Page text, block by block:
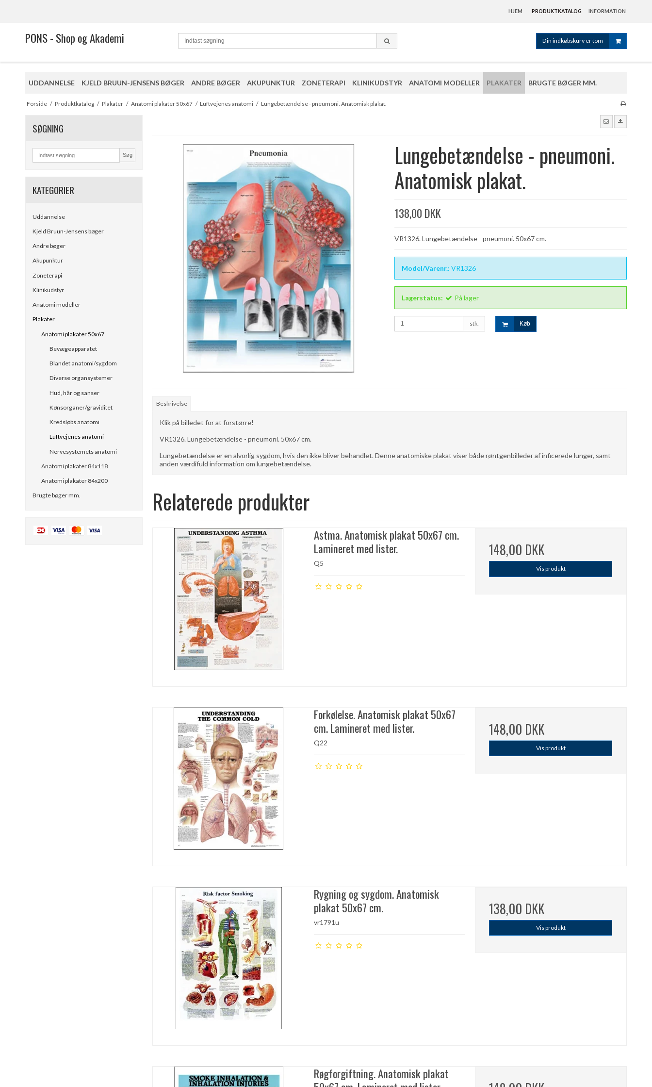
HJEM PRODUKTKATALOG INFORMATION
PONS - Shop og Akademi Din indkøbskurv er tom
UDDANNELSE KJELD BRUUN-JENSENS BØGER ANDRE BØGER AKUPUNKTUR ZONETERAPI KLINIKUDSTYR ANATOMI MODELLER PLAKATER BRUGTE BØGER MM.
Forside / Produktkatalog / Plakater / Anatomi plakater 50x67 / Luftvejenes anatomi / Lungebetændelse - pneumoni. Anatomisk plakat.
SØGNING
Søg
KATEGORIER
Uddannelse
Kjeld Bruun-Jensens bøger
Andre bøger
Akupunktur
Zoneterapi
Klinikudstyr
Anatomi modeller
Plakater
Anatomi plakater 50x67
Bevægeapparatet
Blandet anatomi/sygdom
Diverse organsystemer
Hud, hår og sanser
Kønsorganer/graviditet
Kredsløbs anatomi
Luftvejenes anatomi
Nervesystemets anatomi
Anatomi plakater 84x118
Anatomi plakater 84x200
Brugte bøger mm.
Lungebetændelse - pneumoni.
Anatomisk plakat.
138,00 DKK
VR1326. Lungebetændelse - pneumoni. 50x67 cm.
Model/Varenr.: VR1326
Lagerstatus: På lager
stk. Køb
Beskrivelse
Klik på billedet for at forstørre!
VR1326. Lungebetændelse - pneumoni. 50x67 cm.
Lungebetændelse er en alvorlig sygdom, hvis den ikke bliver behandlet. Denne anatomiske plakat viser både røntgenbilleder af inficerede lunger, samt
anden værdifuld information om lungebetændelse.
Relaterede produkter
Astma. Anatomisk plakat 50x67 cm.
Lamineret med lister.
Q5
148,00 DKK
Vis produkt
Forkølelse. Anatomisk plakat 50x67
cm. Lamineret med lister.
Q22
148,00 DKK
Vis produkt
Rygning og sygdom. Anatomisk
plakat 50x67 cm.
vr1791u
138,00 DKK
Vis produkt
Røgforgiftning. Anatomisk plakat